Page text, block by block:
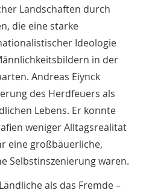
Landschaften durch
die eine starke
Ideologie
in der
Andreas Eiynck
des Herdfeuers als
Lebens. Er konnte
weniger Alltagsrealität
eine großbäuerliche,
Selbstinszenierung waren.
als das Fremde –